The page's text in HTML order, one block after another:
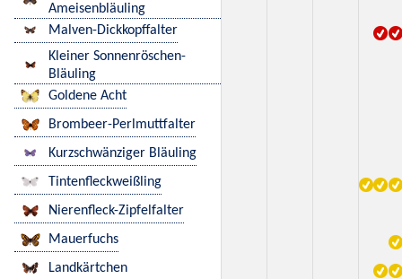
Ameisenbläuling
Malven-Dickkopffalter
Kleiner Sonnenröschen-
Bläuling
Goldene Acht
Brombeer-Perlmuttfalter
Kurzschwänziger Bläuling
Tintenfleckweißling
Nierenfleck-Zipfelfalter
Mauerfuchs
Landkärtchen